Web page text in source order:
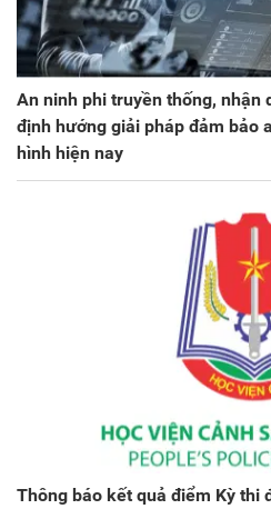
An ninh phi truyền thống, nhận
định hướng giải pháp đảm bảo
hình hiện nay
Thông báo kết quả điểm Kỳ thi